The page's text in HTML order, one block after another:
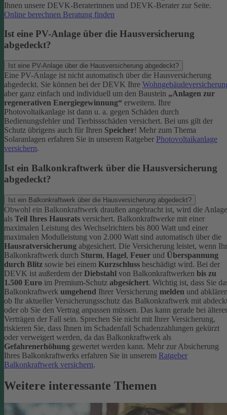
Ihnen unsere DEVK-Beraterinnen und DEVK-Berater zur Seite.
Online berechnen Beratung finden
Ist eine PV-Anlage über die Hausversicherung
abgedeckt?
Ist eine PV-Anlage über die Hausversicherung abgedeckt?
Eine PV-Anlage ist nicht automatisch über die Hausversicherung
abgedeckt. Sie können bei der DEVK Ihre
aber ganz einfach und individuell um den Baustein „Anlagen zur
regenerativen Energiegewinnung“ erweitern. Ihre
Photovoltaikanlage ist dann u. a. gegen Schäden durch
Bedienungsfehler und Tierbissschäden versichert. Bei uns gilt der
Schutz übrigens auch für Ihren Speicher! Mehr zum Thema
Solaranlagen erfahren Sie in unserem Ratgeber Photovoltaikanlage
versichern.
Ist ein Balkonkraftwerk über die Hausversicherung
abgedeckt?
Ist ein Balkonkraftwerk über die Hausversicherung abgedeckt?
Obwohl ein Balkonkraftwerk draußen angebracht ist, wird die Anlage
als Teil Ihres Hausrats versichert. Balkonkraftwerke mit einer
maximalen Leistung des Wechselrichters bis 800 Watt und einer
maximalen Modulleistung von 2.000 Watt sind automatisch über die
Hausratversicherung abgesichert. Die Versicherung leistet, wenn Ihr
Balkonkraftwerk durch Sturm, Hagel, Feuer und Überspannung
durch Blitz sowie bei einem Kurzschluss beschädigt wird. Bei der
DEVK ist außerdem der Diebstahl von Balkonkraftwerken bis zu
1.500 Euro im Premium-Schutz abgesichert. Wichtig ist, dass Sie
Balkonkraftwerk umgehend Ihrer Versicherung melden und
ob Ihr aktueller Versicherungsschutz das Balkonkraftwerk mit
oder ob Sie den Vertrag anpassen müssen. Das kann gerade bei
Verträgen der Fall sein. Sprechen Sie nicht mit Ihrer Versicherung,
riskieren Sie, dass Ihnen im Schadenfall Schadenzahlungen gekürzt
oder verweigert werden, da das Balkonkraftwerk als
Gefahrenerhöhung gewertet werden kann. Mehr zur Absicherung
Ihres Balkonkraftwerks erfahren Sie in unserem Ratgeber
Balkonkraftwerk versichern.
Weitere interessante Themen